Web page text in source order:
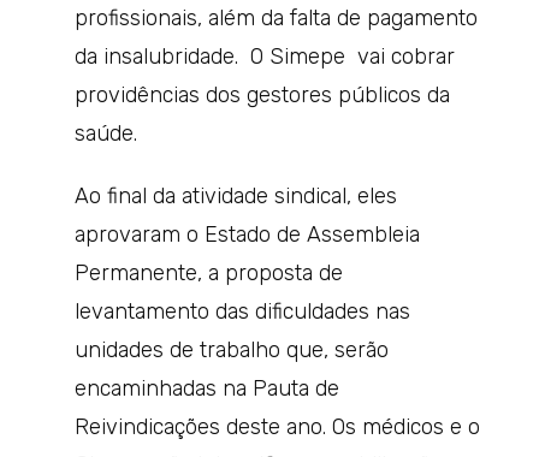
profissionais, além da falta de pagamento
da insalubridade. O Simepe vai cobrar
providências dos gestores públicos da
saúde.
Ao final da atividade sindical, eles
aprovaram o Estado de Assembleia
Permanente, a proposta de
levantamento das dificuldades nas
unidades de trabalho que, serão
encaminhadas na Pauta de
Reivindicações deste ano. Os médicos e o